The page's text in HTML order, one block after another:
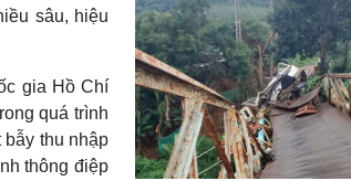
sâu, hiệu
gia Hồ Chí
quá trình
thu nhập
thông điệp